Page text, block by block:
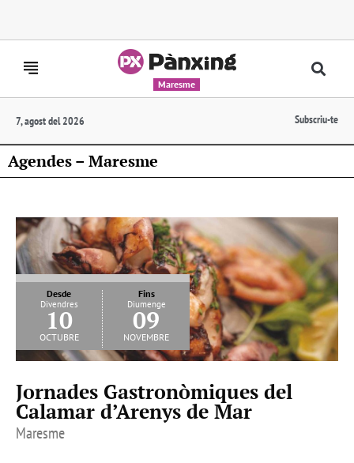
Maresme
7, agost del 2026 Subscriu-te
Agendes – Maresme
Desde
Divendres
10
octubre
Fins
Diumenge
09
novembre
Jornades Gastronòmiques del
Calamar d’Arenys de Mar
Maresme